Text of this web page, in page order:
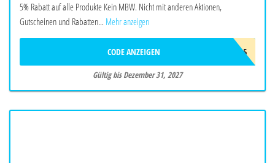
5% Rabatt auf alle Produkte Kein MBW. Nicht mit anderen Aktionen,
Gutscheinen und Rabatten... Mehr anzeigen
BIO5
CODE ANZEIGEN
Gültig bis Dezember 31, 2027